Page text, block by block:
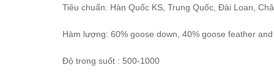
Tiêu chuẩn: Hàn Quốc KS, Trung Quốc, Đài Loan,
Hàm lượng: 60% goose down, 40% goose feather
Độ trong suốt : 500-1000